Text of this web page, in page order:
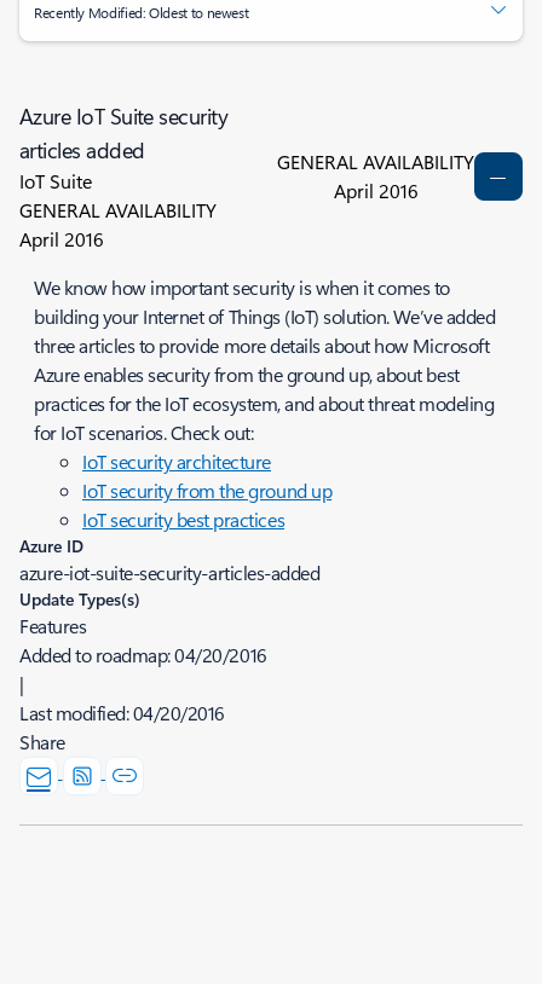
Recently Modified: Oldest to newest
Azure IoT Suite security
articles added
IoT Suite
GENERAL AVAILABILITY
April 2016
GENERAL AVAILABILITY
April 2016
We know how important security is when it comes to
building your Internet of Things (IoT) solution. We’ve added
three articles to provide more details about how Microsoft
Azure enables security from the ground up, about best
practices for the IoT ecosystem, and about threat modeling
for IoT scenarios. Check out:
IoT security architecture
IoT security from the ground up
IoT security best practices
Azure ID
azure-iot-suite-security-articles-added
Update Types(s)
Features
Added to roadmap:04/20/2016
|
Last modified:04/20/2016
Share